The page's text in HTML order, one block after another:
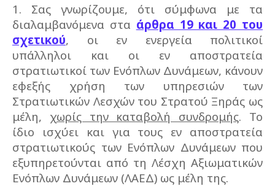
1. Σας γνωρίζουμε, ότι σύμφωνα με τα
διαλαμβανόμενα στα άρθρα 19 και 20 του
σχετικού, οι εν ενεργεία πολιτικοί
υπάλληλοι και οι εν αποστρατεία
στρατιωτικοί των Ενόπλων Δυνάμεων, κάνουν
εφεξής χρήση των υπηρεσιών των
Στρατιωτικών Λεσχών του Στρατού Ξηράς ως
μέλη, χωρίς την καταβολή συνδρομής. Το
ίδιο ισχύει και για τους εν αποστρατεία
στρατιωτικούς των Ενόπλων Δυνάμεων που
εξυπηρετούνται από τη Λέσχη Αξιωματικών
Ενόπλων Δυνάμεων (ΛΑΕΔ) ως μέλη της.